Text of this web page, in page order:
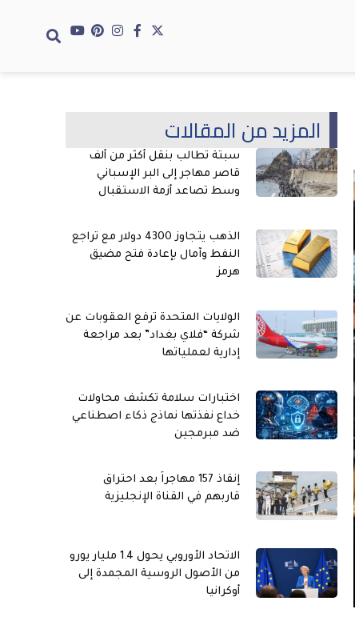
المزيد من المقالات
سبتة تطالب بنقل أكثر من ألف
قاصر مهاجر إلى البر الإسباني
وسط تصاعد أزمة الاستقبال
الذهب يتجاوز 4300 دولار مع تراجع
النفط وآمال بإعادة فتح مضيق
هرمز
الولايات المتحدة ترفع العقوبات عن
شركة “فلاي بغداد” بعد مراجعة
إدارية لعملياتها
اختبارات سلامة تكشف محاولات
خداع نفذتها نماذج ذكاء اصطناعي
ضد مبرمجين
إنقاذ 157 مهاجراً بعد احتراق
قاربهم في القناة الإنجليزية
الاتحاد الأوروبي يحول 1.4 مليار يورو
من الأصول الروسية المجمدة إلى
أوكرانيا